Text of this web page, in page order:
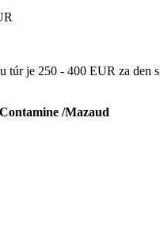
túr je 250 - 400 EUR za den
/Mazaud